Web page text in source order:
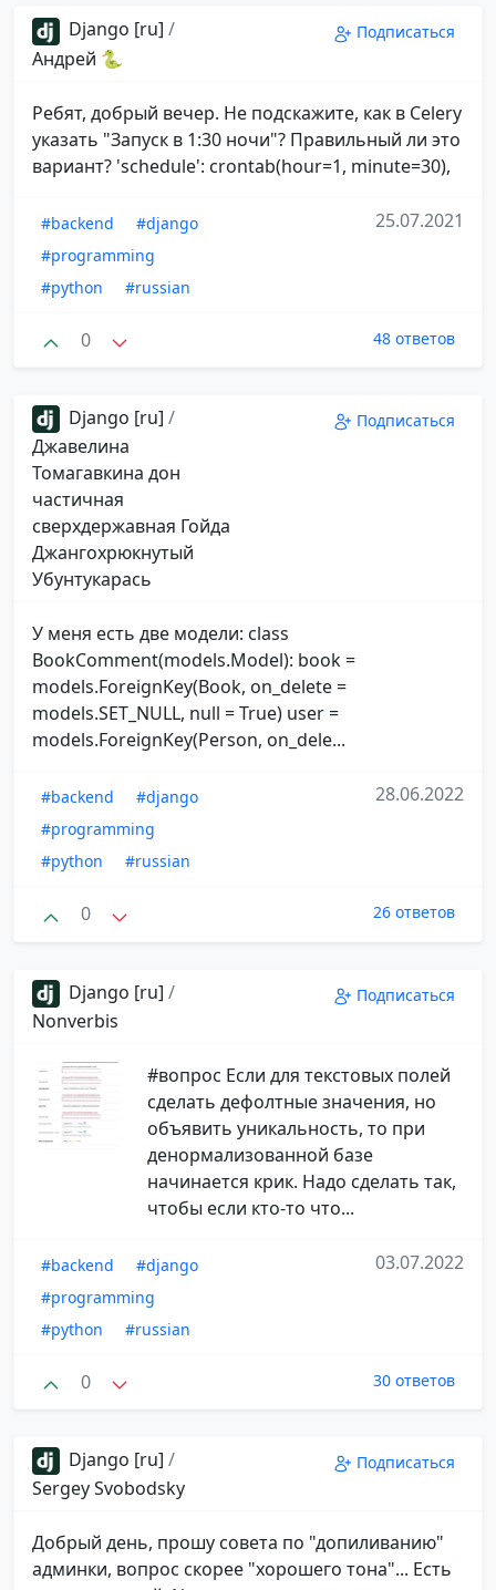
Django [ru] /
Андрей 🐍
Подписаться
Ребят, добрый вечер. Не подскажите, как в Celery
указать "Запуск в 1:30 ночи"? Правильный ли это
вариант? 'schedule': crontab(hour=1, minute=30),
#backend
#django
#programming
#python
#russian
25.07.2021
0 48 ответов
Django [ru] /
Джавелина
Томагавкина дон
частичная
сверхдержавная Гойда
Джангохрюкнутый
Убунтукарась
Подписаться
У меня есть две модели: class
BookComment(models.Model): book =
models.ForeignKey(Book, on_delete =
models.SET_NULL, null = True) user =
models.ForeignKey(Person, on_dele...
#backend
#django
#programming
#python
#russian
28.06.2022
0 26 ответов
Django [ru] /
Nonverbis
Подписаться
#вопрос Если для текстовых полей
сделать дефолтные значения, но
объявить уникальность, то при
денормализованной базе
начинается крик. Надо сделать так,
чтобы если кто-то что...
#backend
#django
#programming
#python
#russian
03.07.2022
0 30 ответов
Django [ru] /
Sergey Svobodsky
Подписаться
Добрый день, прошу совета по "допиливанию"
админки, вопрос скорее "хорошего тона"... Есть